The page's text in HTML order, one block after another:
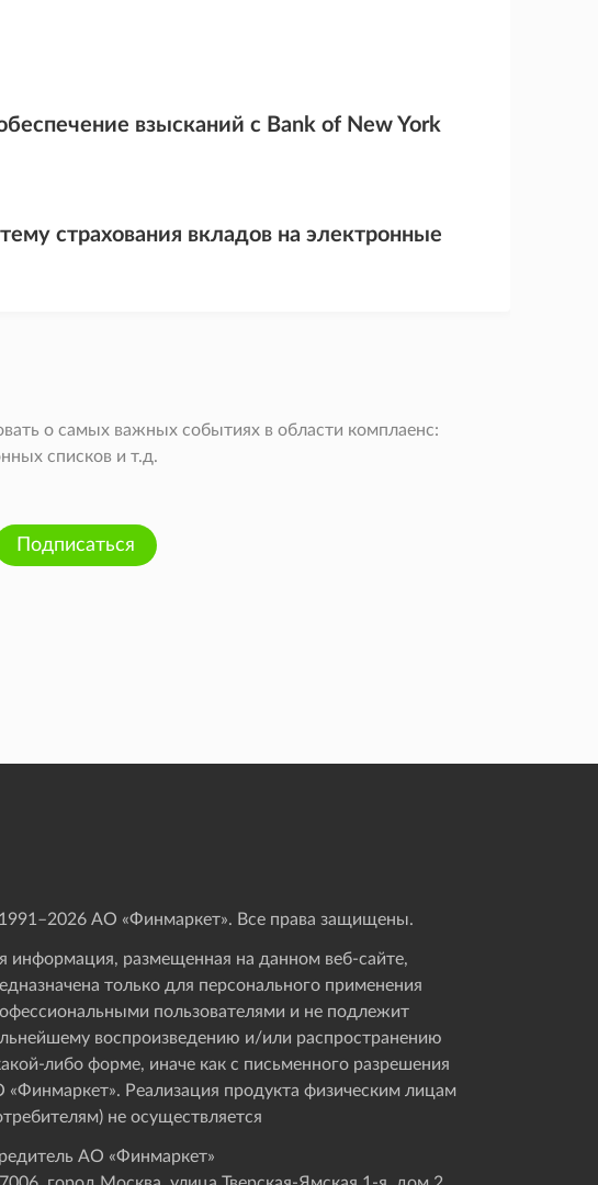
взысканий с Bank of New York
страхования вкладов на электронные
о самых важных событиях в области комплаенс:
списков и т.д.
Подписаться
2026АО «Финмаркет». Все права защищены.
информация, размещенная на данном веб-сайте,
только для персонального применения
пользователями и не подлежит
воспроизведению и/или распространению
либо форме, иначе как с письменного разрешения
«Финмаркет». Реализация продукта физическим лицам
не осуществляется
АО «Финмаркет»